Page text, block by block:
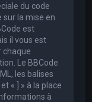
du code
sur la mise en
est
il vous est
chaque
Le BBCode
les balises
« ] » à la place
à